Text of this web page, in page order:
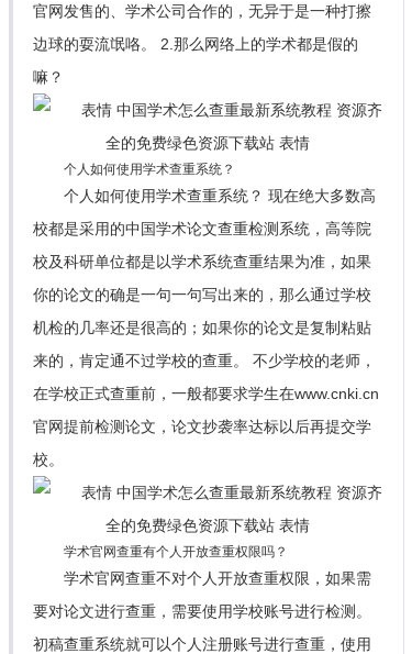
官网发售的、学术公司合作的，无异于是一种打擦
边球的耍流氓咯。 2.那么网络上的学术都是假的
嘛？
个人如何使用学术查重系统？
个人如何使用学术查重系统？ 现在绝大多数高
校都是采用的中国学术论文查重检测系统，高等院
校及科研单位都是以学术系统查重结果为准，如果
你的论文的确是一句一句写出来的，那么通过学校
机检的几率还是很高的；如果你的论文是复制粘贴
来的，肯定通不过学校的查重。 不少学校的老师，
在学校正式查重前，一般都要求学生在www.cnki.cn
官网提前检测论文，论文抄袭率达标以后再提交学
校。
学术官网查重有个人开放查重权限吗？
学术官网查重不对个人开放查重权限，如果需
要对论文进行查重，需要使用学校账号进行检测。
初稿查重系统就可以个人注册账号进行查重，使用